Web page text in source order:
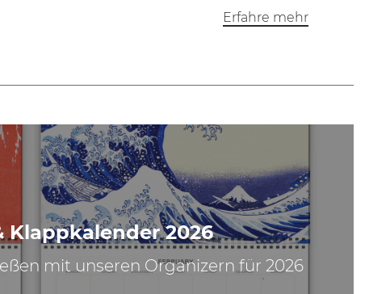
Erfahre mehr
Klappkalender 2026
mit unseren Organizern für 2026